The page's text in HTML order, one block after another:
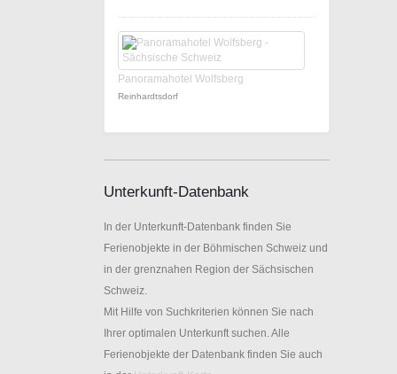
Panoramahotel Wolfsberg
Reinhardtsdorf
Unterkunft-Datenbank
In der Unterkunft-Datenbank finden Sie
Ferienobjekte in der Böhmischen Schweiz und
in der grenznahen Region der Sächsischen
Schweiz.
Mit Hilfe von Suchkriterien können Sie nach
Ihrer optimalen Unterkunft suchen. Alle
Ferienobjekte der Datenbank finden Sie auch